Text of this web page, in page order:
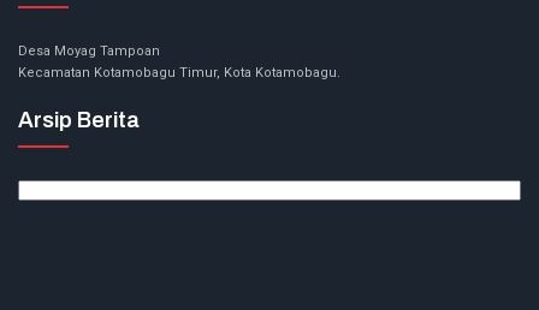
Desa Moyag Tampoan
Kecamatan Kotamobagu Timur, Kota Kotamobagu.
Arsip Berita